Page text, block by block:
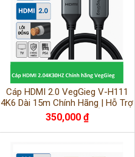
Cáp HDMI 2.0 VegGieg V-H111
4K6 Dài 15m Chính Hãng | Hỗ Trợ
4K@60Hz, Truyền Hình Ảnh Siêu
Nét
350,000 ₫